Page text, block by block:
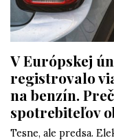
V Európskej
registrovalo
na benzín.
spotrebiteľov
Tesne, ale predsa.